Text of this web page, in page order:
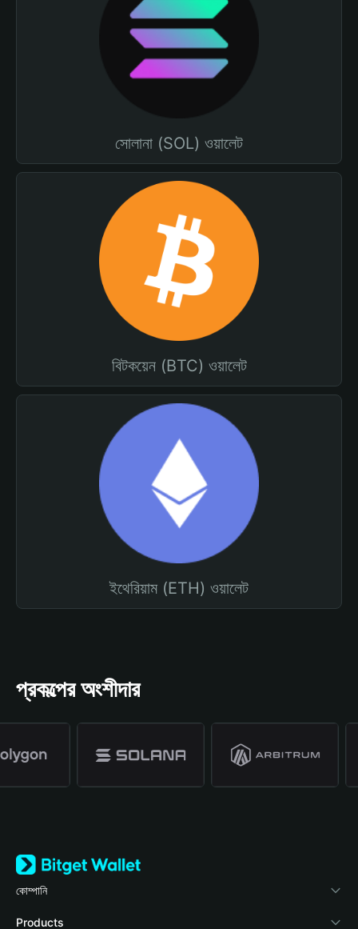
সোলানা (SOL) ওয়ালেট
বিটকয়েন (BTC) ওয়ালেট
ইথেরিয়াম (ETH) ওয়ালেট
প্রকল্পের অংশীদার
কোম্পানি
Bitget Wallet সম্পর্কে
Products